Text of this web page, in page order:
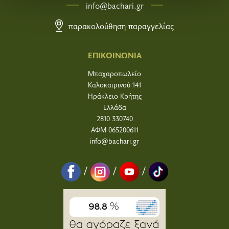
κοινωνικών μέσων, διαφήμισης και αναλύσεων, οι
οποίοι ενδεχομένως να τις συνδυάσουν με άλλες
πληροφορίες που τους έχετε παραχωρήσει ή τις οποίες
των υπηρεσιών τους.ΕΠΙΚΟΙΝΩΝΙΑ
Μπαχαροπωλείο
Καλοκαιρινού 141
Ηράκλειο Κρήτης
Ελλάδα
2810 330740
ΑΦΜ 065200611
info@bachari.gr
/ / /
info@bachari.gr
παρακολούθηση παραγγελίας